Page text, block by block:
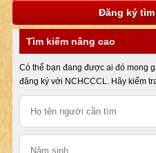
Đăng ký
Tìm kiếm nâng cao
Có thể bạn đang được ai đó mong
đăng ký với NCHCCCL. Hãy kiểm